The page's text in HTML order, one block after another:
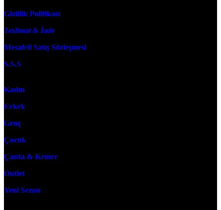
Gizlilik Politikası
Teslimat & İade
Mesafeli Satış Sözleşmesi
S.S.S
Kadın
Erkek
Genç
Çocuk
Çanta & Kemer
Outlet
Yeni Sezon